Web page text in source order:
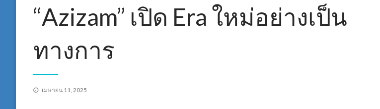
“Azizam” เปิด Era ใหม่อย่างเป็น
ทางการ
Posted
เมษายน 11, 2025